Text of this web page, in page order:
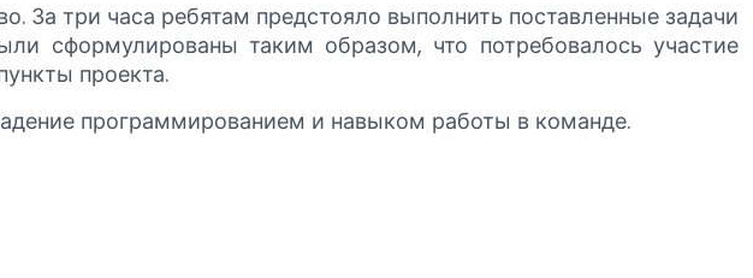
За три часа ребятам предстояло выполнить поставленные задачи
сформулированы таким образом, что потребовалось участие
проекта.
программированием и навыком работы в команде.